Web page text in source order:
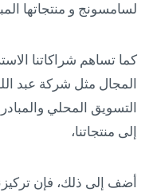
لسامسونج و منتجاتها
كما تساهم شراكاتنا
المجال مثل شركة عبد
التسويق المحلي
إلى منتجاتنا،
أضف إلى ذلك، فإن